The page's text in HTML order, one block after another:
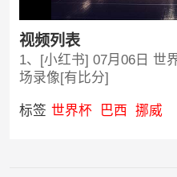
视频列表
1、[小红书] 07月06日 世
场录像[有比分]
标签 世界杯 巴西 挪威